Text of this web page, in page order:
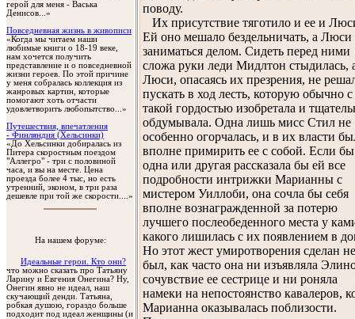
герой для меня - Васька
Денисов...»
Повседневная жизнь в живописи
«Когда мы читаем наши
любимые книги о 18-19 веке,
нам хочется получить
представление и о повседневной
жизни героев. По этой причине
у меня собралась коллекция из
жанровых картин, которые
помогают хоть отчасти
удовлетворить любопытство...»
Путешествия, впечатления
- Финляндия (Хельсинки)
«До Хельсинки добиралась из
Питера скоростным поездом
"Аллегро" - три с половиной
часа, и вы на месте. Цена
проезда более 4 тыс, но есть
утренний, эконом, в три раза
дешевле при той же скорости....»
На нашем форуме:
Идеальные герои. Кто они?
что можно сказать про Татьяну
Ларину и Евгения Онегина? Ну,
Онегин явно не идеал, наш
скучающий денди. Татьяна,
робкая душою, гораздо больше
подходит под идеал женщины (и
поводу.
Их присутствие тяготило и ее и
Ей оно мешало бездельничать, а Люси
заниматься делом. Сидеть перед ними
сложа руки леди Мидлтон стыдилась,
Люси, опасаясь их презрения, не
пускать в ход лесть, которую обычно с
такой гордостью изобретала и
обдумывала. Одна лишь мисс Стил не
особенно огорчалась, и в их власти
вполне примирить ее с собой. Если бы
одна или другая рассказала бы ей все
подробности интрижки Марианны с
мистером Уиллоби, она сочла бы себя
вполне вознагражденной за потерю
лучшего послеобеденного места у
какого лишилась с их появлением в
Но этот жест умиротворения сделан не
был, как часто она ни изъявляла
сочувствие ее сестрице и ни роняла
намеки на непостоянство кавалеров,
Марианна оказывалась поблизости.